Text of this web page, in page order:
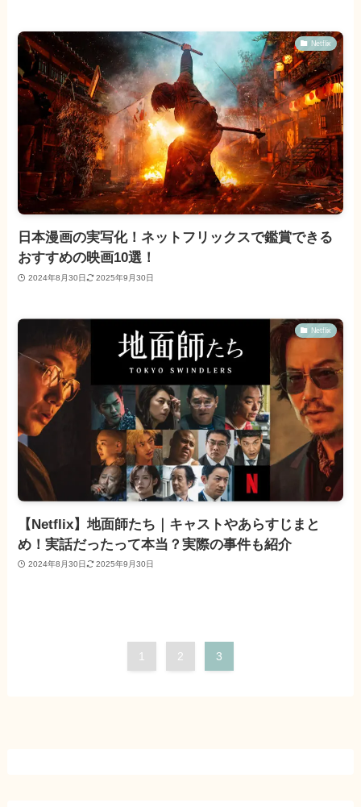
Netflix
日本漫画の実写化！ネットフリックスで鑑賞できる
おすすめの映画10選！
2024年8月30日 2025年9月30日
Netflix
【Netflix】地面師たち｜キャストやあらすじまと
め！実話だったって本当？実際の事件も紹介
2024年8月30日 2025年9月30日
1 2 3